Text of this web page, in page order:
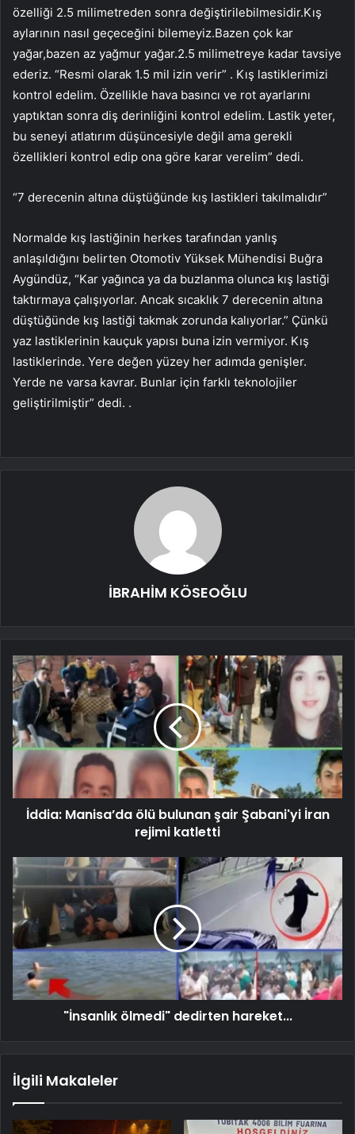
özelliği 2.5 milimetreden sonra değiştirilebilmesidir.Kış
aylarının nasıl geçeceğini bilemeyiz.Bazen çok kar
yağar,bazen az yağmur yağar.2.5 milimetreye kadar tavsiye
ederiz. “Resmi olarak 1.5 mil izin verir” . Kış lastiklerimizi
kontrol edelim. Özellikle hava basıncı ve rot ayarlarını
yaptıktan sonra diş derinliğini kontrol edelim. Lastik yeter,
bu seneyi atlatırım düşüncesiyle değil ama gerekli
özellikleri kontrol edip ona göre karar verelim” dedi.
“7 derecenin altına düştüğünde kış lastikleri takılmalıdır”
Normalde kış lastiğinin herkes tarafından yanlış
anlaşıldığını belirten Otomotiv Yüksek Mühendisi Buğra
Aygündüz, “Kar yağınca ya da buzlanma olunca kış lastiği
taktırmaya çalışıyorlar. Ancak sıcaklık 7 derecenin altına
düştüğünde kış lastiği takmak zorunda kalıyorlar.” Çünkü
yaz lastiklerinin kauçuk yapısı buna izin vermiyor. Kış
lastiklerinde. Yere değen yüzey her adımda genişler.
Yerde ne varsa kavrar. Bunlar için farklı teknolojiler
geliştirilmiştir” dedi. .
İBRAHİM KÖSEOĞLU
İddia: Manisa’da ölü bulunan şair Şabani'yi İran
rejimi katletti
"İnsanlık ölmedi" dedirten hareket...
İlgili Makaleler